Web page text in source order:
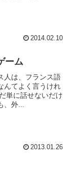
2014.02.10
ーム
人は、フランス語
んてよく言うけれ
単に話せないだけ
外...
2013.01.26